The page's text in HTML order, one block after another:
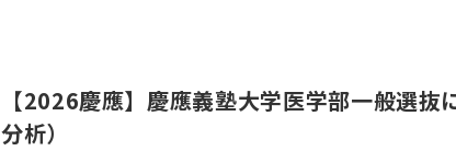
【2026慶應】慶應義塾大学医学部一般選
分析）